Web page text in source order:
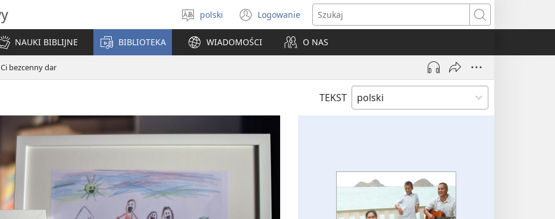
Wybór
języka
polski Logowanie
(opens
new
window)
Szukaj
NAUKI BIBLIJNE BIBLIOTEKA WIADOMOŚCI O NAS
bezcenny dar
TEKST